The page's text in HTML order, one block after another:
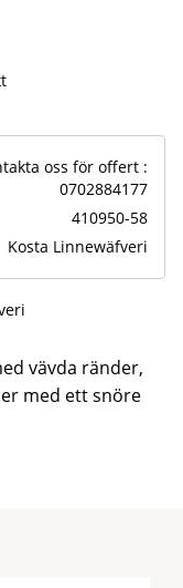
oss för offert :
0702884177
410950-58
Kosta Linnewäfveri
vävda ränder,
med ett snöre